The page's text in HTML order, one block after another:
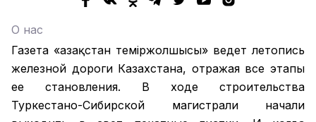
О нас
Газета «Қазақстан теміржолшысы» ведет летопись
железной дороги Казахстана, отражая все этапы
ее становления. В ходе строительства
Туркестано-Сибирской магистрали начали